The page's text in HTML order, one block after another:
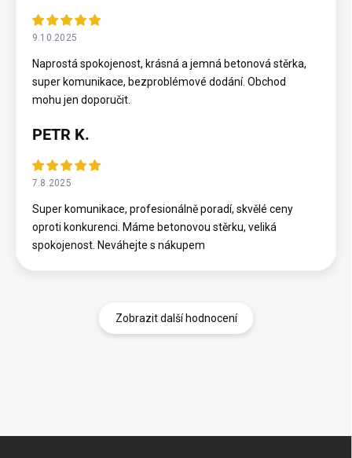
9.10.2025
Naprostá spokojenost, krásná a jemná betonová stěrka,
super komunikace, bezproblémové dodání. Obchod
mohu jen doporučit.
PETR K.
7.8.2025
Super komunikace, profesionálně poradí, skvělé ceny
oproti konkurenci. Máme betonovou stěrku, veliká
spokojenost. Neváhejte s nákupem
Zobrazit další hodnocení